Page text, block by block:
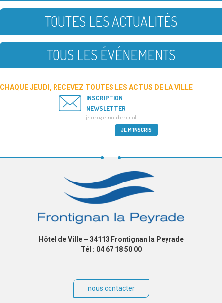
TOUTES LES ACTUALITÉS
TOUS LES ÉVÉNEMENTS
CHAQUE JEUDI, RECEVEZ TOUTES LES ACTUS DE LA VILLE
INSCRIPTION
NEWSLETTER
Hôtel de Ville – 34113 Frontignan la Peyrade
Tél : 04 67 18 50 00
nous contacter